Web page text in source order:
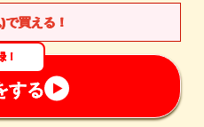
で買える！
！
する